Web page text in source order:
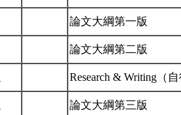
論文大綱第一版
論文大綱第二版
Research & Writing（
論文大綱第三版